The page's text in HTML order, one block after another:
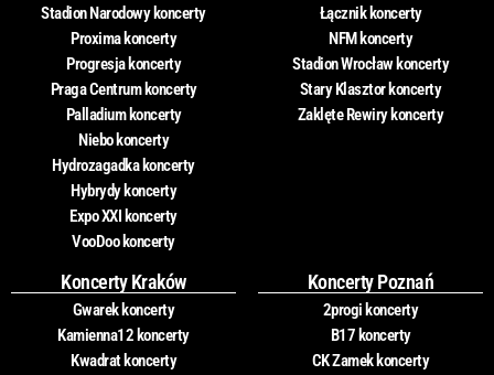
Stadion Narodowy koncerty
Proxima koncerty
Progresja koncerty
Praga Centrum koncerty
Palladium koncerty
Niebo koncerty
Hydrozagadka koncerty
Hybrydy koncerty
Expo XXI koncerty
VooDoo koncerty
Łącznik koncerty
NFM koncerty
Stadion Wrocław koncerty
Stary Klasztor koncerty
Zaklęte Rewiry koncerty
Koncerty Kraków
Gwarek koncerty
Kamienna12 koncerty
Kwadrat koncerty
Koncerty Poznań
2progi koncerty
B17 koncerty
CK Zamek koncerty